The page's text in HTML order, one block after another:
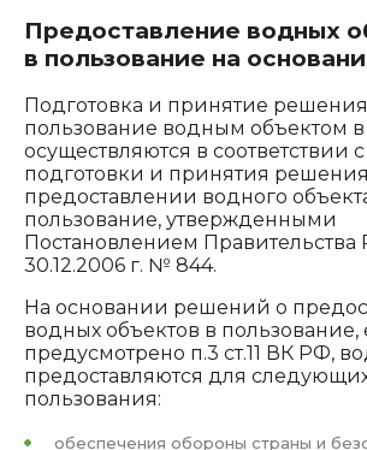
Предоставление водных
в пользование на
Подготовка и принятие
пользование водным объектом
осуществляются в соответствии
подготовки и принятия
предоставлении водного
пользование, утвержденными
Постановлением Правительства
30.12.2006 г. № 844.
На основании решений о
водных объектов в
предусмотрено п.3 ст.11 ВК РФ,
предоставляются для
пользования:
обеспечения обороны страны и